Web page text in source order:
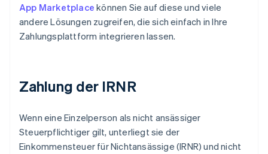
App Marketplace können Sie auf diese und viele
andere Lösungen zugreifen, die sich einfach in Ihre
Zahlungsplattform integrieren lassen.
Zahlung der IRNR
Wenn eine Einzelperson als nicht ansässiger
Steuerpflichtiger gilt, unterliegt sie der
Einkommensteuer für Nichtansässige (IRNR) und nicht